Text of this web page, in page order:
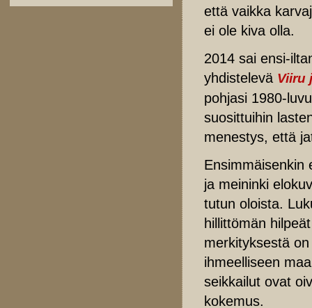
että vaikka
ei ole kiva olla.
2014 sai ensi-
yhdistelevä Viiru
pohjasi 1980-
suosittuihin
menestys, että
ja meininki
tutun oloista.
hillittömän
merkityksestä
ihmeelliseen
seikkailut ovat
kokemus.